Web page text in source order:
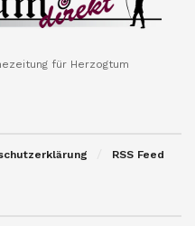
für Herzogtum
RSS Feed